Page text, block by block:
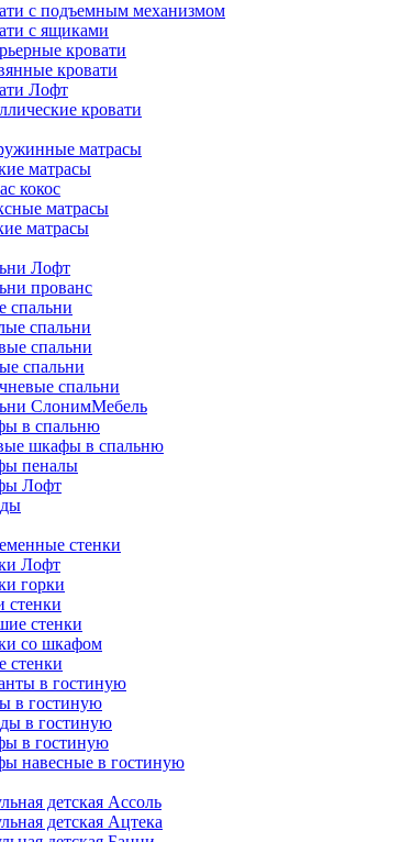
с подъемным механизмом
с ящиками
кровати
кровати
Лофт
кровати
матрасы
матрасы
кокос
матрасы
матрасы
Лофт
прованс
спальни
спальни
спальни
спальни
спальни
СлонимМебель
в спальню
шкафы в спальню
пеналы
Лофт
стенки
Лофт
горки
стенки
со шкафом
стенки
в гостиную
в гостиную
в гостиную
в гостиную
навесные в гостиную
детская Ассоль
детская Ацтека